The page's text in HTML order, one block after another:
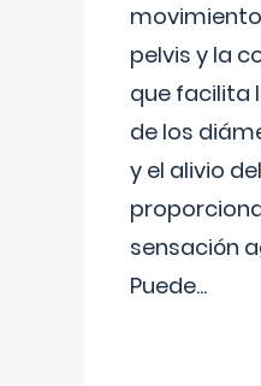
pelvis y la
que facilita
de los
y el alivio
sensación
Puede...